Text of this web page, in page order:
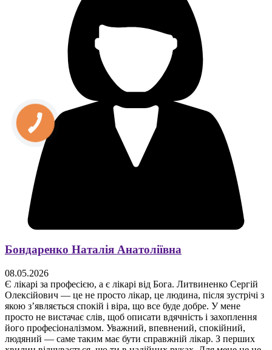
Бондаренко Наталія Анатоліївна
08.05.2026
Є лікарі за професією, а є лікарі від Бога. Литвиненко Сергій
Олексійович — це не просто лікар, це людина, після зустрічі з
якою з’являється спокій і віра, що все буде добре. У мене
просто не вистачає слів, щоб описати вдячність і захоплення
його професіоналізмом. Уважний, впевнений, спокійний,
людяний — саме таким має бути справжній лікар. З перших